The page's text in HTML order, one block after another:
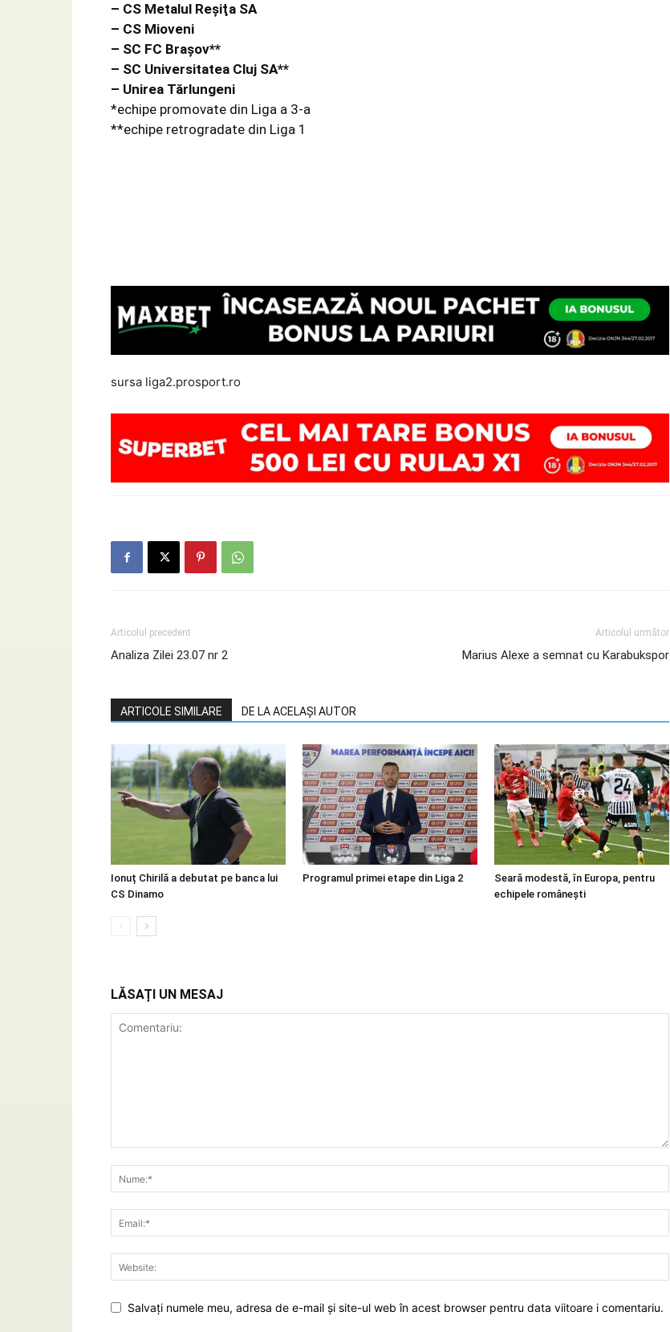
– CS Metalul Reşiţa SA
– CS Mioveni
– SC FC Braşov**
– SC Universitatea Cluj SA**
– Unirea Tărlungeni
*echipe promovate din Liga a 3-a
**echipe retrogradate din Liga 1
sursa liga2.prosport.ro
Articolul precedent
Analiza Zilei 23.07 nr 2
Articolul următor
Marius Alexe a semnat cu Karabukspor
ARTICOLE SIMILARE DE LA ACELAȘI AUTOR
Ionuț Chirilă a debutat pe banca lui
CS Dinamo
Programul primei etape din Liga 2
Seară modestă, în Europa, pentru
echipele românești
LĂSAȚI UN MESAJ
Salvați numele meu, adresa de e-mail și site-ul web în acest browser pentru data viitoare i comentariu.